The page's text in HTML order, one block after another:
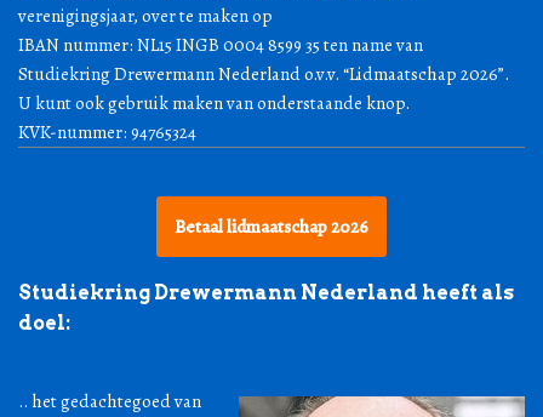
verenigingsjaar, over te maken op
IBAN nummer: NL15 INGB 0004 8599 35 ten name van
Studiekring Drewermann Nederland o.v.v. “Lidmaatschap 2026”.
U kunt ook gebruik maken van onderstaande knop.
KVK-nummer: 94765324
Betaal lidmaatschap 2026
Studiekring Drewermann Nederland heeft als
doel:
.. het gedachtegoed van